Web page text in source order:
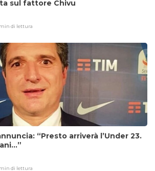
sul fattore Chivu
di lettura
“Presto arriverà l’Under 23.
di lettura